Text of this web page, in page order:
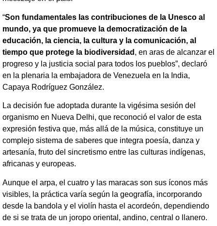
“Son fundamentales las contribuciones de la Unesco al
mundo, ya que promueve la democratización de la
educación, la ciencia, la cultura y la comunicación, al
tiempo que protege la biodiversidad , en aras de alcanzar el
progreso y la justicia social para todos los pueblos”, declaró
en la plenaria la embajadora de Venezuela en la India,
Capaya Rodríguez González.
La decisión fue adoptada durante la vigésima sesión del
organismo en Nueva Delhi, que reconoció el valor de esta
expresión festiva que, más allá de la música, constituye un
complejo sistema de saberes que integra poesía, danza y
artesanía, fruto del sincretismo entre las culturas indígenas,
africanas y europeas.
Aunque el arpa, el cuatro y las maracas son sus íconos más
visibles, la práctica varía según la geografía, incorporando
desde la bandola y el violín hasta el acordeón, dependiendo
de si se trata de un joropo oriental, andino, central o llanero.